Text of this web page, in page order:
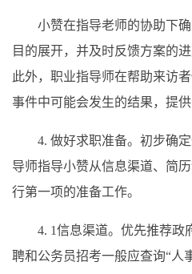
小赞在指导老师的协助下
目的展开，并及时反馈方案的
此外，职业指导师在帮助来访
事件中可能会发生的结果，提供
4. 做好求职准备。初步确
导师指导小赞从信息渠道、简
行第一项的准备工作。
4. 1信息渠道。优先推荐政
聘和公务员招考一般应查询“人